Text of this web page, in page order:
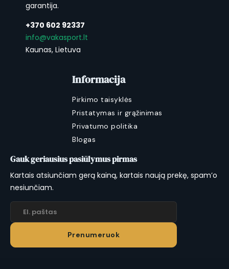
garantija.
+370 602 92337
info@vakasport.lt
Kaunas, Lietuva
Informacija
Pirkimo taisyklės
Pristatymas ir grąžinimas
Privatumo politika
Blogas
Gauk geriausius pasiūlymus pirmas
Kartais atsiunčiam gerą kainą, kartais naują prekę, spam’o
nesiunčiam.
Prenumeruok